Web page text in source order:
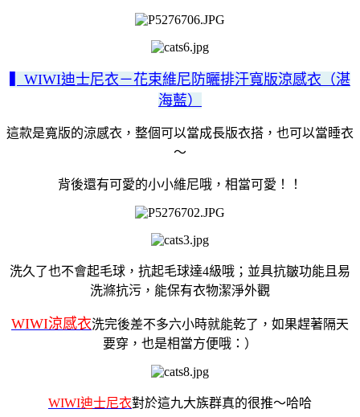
▍WIWI迪士尼衣－花束維尼防曬排汗寬版涼感衣（湛
海藍）
這款是寬版的涼感衣，整個可以當成長版衣搭，也可以當睡衣
～
背後還有可愛的小小維尼哦，相當可愛！！
洗久了也不會起毛球，抗起毛球達4級哦；並具抗皺功能且易
洗滌抗污，能保有衣物潔淨外觀
WIWI涼感衣洗完後差不多六小時就能乾了，如果趕著隔天
要穿，也是相當方便哦：）
WIWI迪士尼衣對於這九大族群真的很推～哈哈